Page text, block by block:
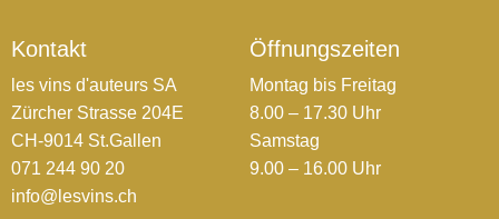
Kontakt
les vins d'auteurs SA
Zürcher Strasse 204E
CH-9014 St.Gallen
071 244 90 20
info@lesvins.ch
Öffnungszeiten
Montag bis Freitag
8.00 – 17.30 Uhr
Samstag
9.00 – 16.00 Uhr